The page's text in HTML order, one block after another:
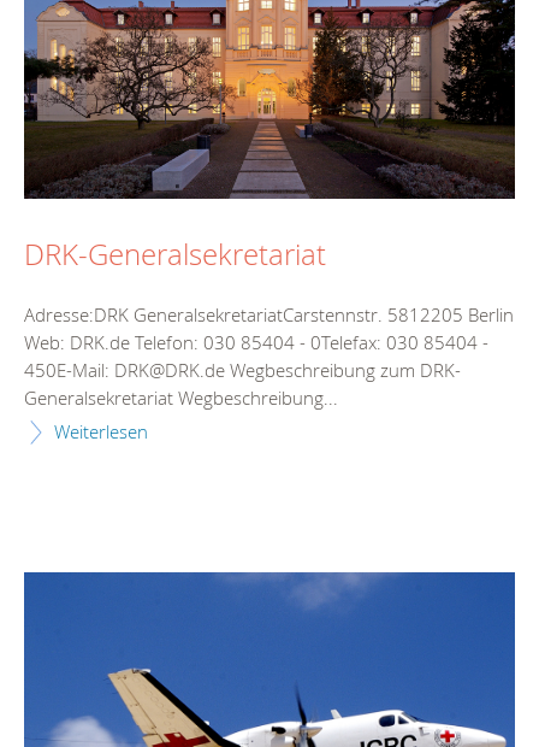
DRK-Generalsekretariat
Adresse:DRK GeneralsekretariatCarstennstr. 5812205 Berlin
Web: DRK.de Telefon: 030 85404 - 0Telefax: 030 85404 -
450E-Mail: DRK@DRK.de Wegbeschreibung zum DRK-
Generalsekretariat Wegbeschreibung...
Weiterlesen